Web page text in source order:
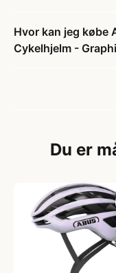
Hvor kan jeg købe
Cykelhjelm -
Du er